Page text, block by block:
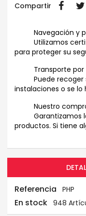
Compartir
Navegación y
Utilizamos
para proteger su
Transporte por
Puede
instalaciones o se
Nuestro
Garantizamos
productos. Si tiene
Referencia PHP
En stock 948